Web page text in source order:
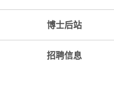
博士后站
招聘信息